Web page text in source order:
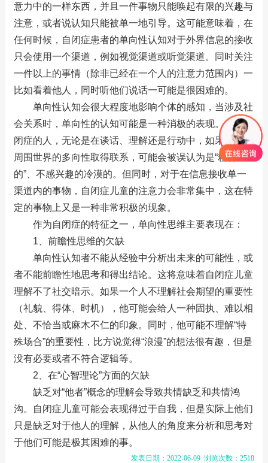
意力中的一样东西，并且一件事物只能唤起有限的兴趣与
注意，或者说认知只能被单一地引导。这可能意味着，在
任何时候，自闭症患者的单向性认知对于外界信息的接收
只会使用一个渠道，例如视觉渠道或听觉渠道。同时关注
一件以上的事情（除非已经在一个人的注意力范围内）一
比如看着他人，同时听他们说话一可能是很困难的。
单向性认知会很大程度地影响个体的感知，当涉及社
会关系时，单向性的认知可能是一种消极的表现。患有自
闭症的人，无论是在谈话、理解还是行动中，如果不能与
周围世界的多向性取得联系，可能会被误认为是“粗鲁
的”、不感兴趣的冷漠的。但同时，对于在信息接收单一
渠道内的事物，自闭症儿童的注意力会非常集中，这在特
定的事物上又是一种非常积极的现象。
作为自闭症的特征之一，单向性思维主要表现在：
1、前瞻性思维的欠缺
单向性认知者不能从经验中分析出未来的可能性，或
者不能前瞻性地思考和得出结论。这将意味着自闭症儿童
理解不了社交暗示。如果一个人不理解社会期望的重要性
（礼貌、得体、时机），他可能会给人一种固执、难以相
处、不恰当或麻木不仁的印象。同时，他可能不理解“特
殊场合”的重要性，比方说觉得“浪漫”的想法很有趣，但是
没有必要或者不符合逻辑等。
2、在“心智理论”方面的欠缺
缺乏对“他者”概念的理解会导致共情缺乏和共情鸿
沟。自闭症儿童可能会表现得过于自我，但是实际上他们
只是缺乏对于他人的理解，从他人的角度来分析和思考对
于他们可能是极其困难的事。
发表日期：2022-06-09 浏览次数：2518